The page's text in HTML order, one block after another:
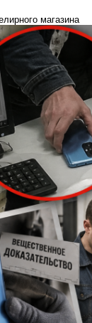
магазина